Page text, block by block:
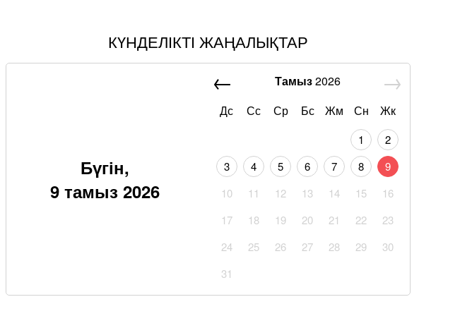
КҮНДЕЛІКТІ ЖАҢАЛЫҚТАР
Бүгін,
9 тамыз 2026
Тамыз2026
Дс
Сс Ср Бс Жм Сн Жк
1
2
3
4 5 6 7 8
9
10
11 12 13 14 15
16
17
18 19 20 21 22
23
24
25 26 27 28 29
30
31